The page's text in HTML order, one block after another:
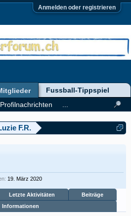
Anmelden oder registrieren
F.R.
19. März 2020
Letzte Aktivitäten
Beiträge
Informationen
Fussball-Tippspiel